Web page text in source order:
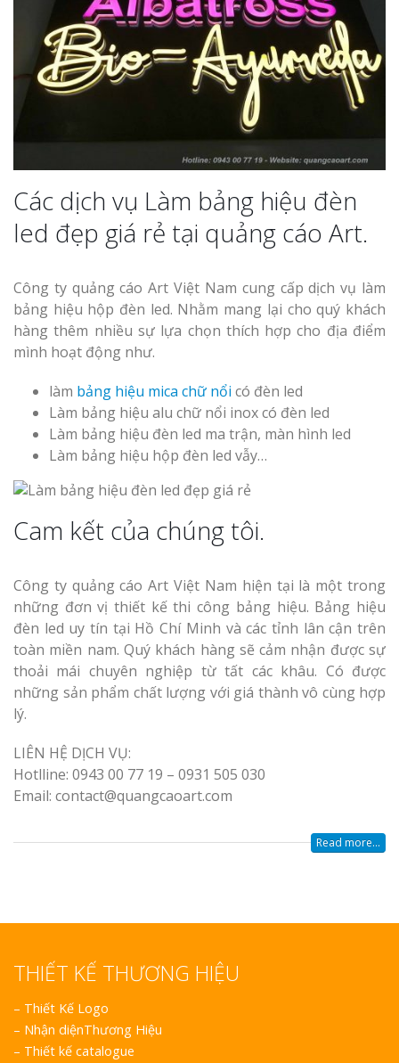
Các dịch vụ Làm bảng hiệu đèn
led đẹp giá rẻ tại quảng cáo Art.
Công ty quảng cáo Art Việt Nam cung cấp dịch vụ làm
bảng hiệu hộp đèn led. Nhằm mang lại cho quý khách
hàng thêm nhiều sự lựa chọn thích hợp cho địa điểm
mình hoạt động như.
làm bảng hiệu mica chữ nổi có đèn led
Làm bảng hiệu alu chữ nổi inox có đèn led
Làm bảng hiệu đèn led ma trận, màn hình led
Làm bảng hiệu hộp đèn led vẫy…
Cam kết của chúng tôi.
Công ty quảng cáo Art Việt Nam hiện tại là một trong
những đơn vị thiết kế thi công bảng hiệu. Bảng hiệu
đèn led uy tín tại Hồ Chí Minh và các tỉnh lân cận trên
toàn miền nam. Quý khách hàng sẽ cảm nhận được sự
thoải mái chuyên nghiệp từ tất các khâu. Có được
những sản phẩm chất lượng với giá thành vô cùng hợp
lý.
LIÊN HỆ DỊCH VỤ:
Hotlline: 0943 00 77 19 – 0931 505 030
Email: contact@quangcaoart.com
Read more...
THIẾT KẾ THƯƠNG HIỆU
– Thiết Kế Logo
– Nhận diệnThương Hiệu
– Thiết kế catalogue
Làm biển
tại Vinh Nghệ An
Làm Biển
Nam Đàn Uy Tín Giá
Làm Biển
Mỹ Phẩm Vinh Thu
Top 10 Mẫu
Làm Bảng
Thuốc Nghệ An Chuẩn